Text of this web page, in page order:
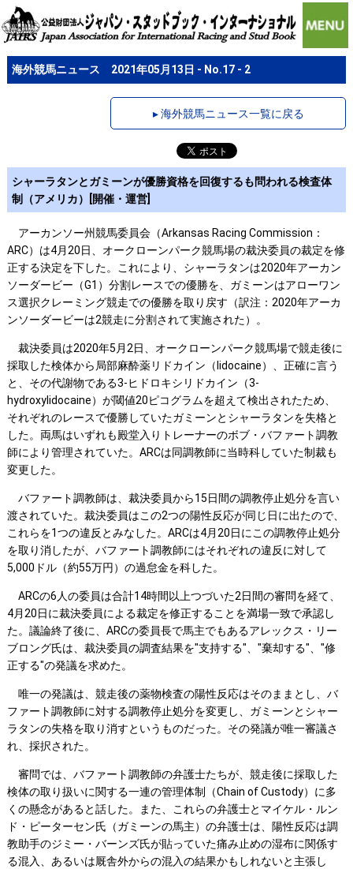
海外競馬ニュース 2021年05月13日 - No.17 - 2
▸ 海外競馬ニュース一覧に戻る
シャーラタンとガミーンが優勝資格を回復するも問われる検査体
制（アメリカ）[開催・運営]
アーカンソー州競馬委員会（Arkansas Racing Commission：
ARC）は4月20日、オークローンパーク競馬場の裁決委員の裁定を修
正する決定を下した。これにより、シャーラタンは2020年アーカン
ソーダービー（G1）分割レースでの優勝を、ガミーンはアローワン
ス選択クレーミング競走での優勝を取り戻す（訳注：2020年アーカ
ンソーダービーは2競走に分割されて実施された）。
裁決委員は2020年5月2日、オークローンパーク競馬場で競走後に
採取した検体から局部麻酔薬リドカイン（lidocaine）、正確に言う
と、その代謝物である3-ヒドロキシリドカイン（3-
hydroxylidocaine）が閾値20ピコグラムを超えて検出されたため、
それぞれのレースで優勝していたガミーンとシャーラタンを失格と
した。両馬はいずれも殿堂入りトレーナーのボブ・バファート調教
師により管理されていた。ARCは同調教師に当時科していた制裁も
変更した。
バファート調教師は、裁決委員から15日間の調教停止処分を言い
渡されていた。裁決委員はこの2つの陽性反応が同じ日に出たので、
これらを1つの違反とみなした。ARCは4月20日にこの調教停止処分
を取り消したが、バファート調教師にはそれぞれの違反に対して
5,000ドル（約55万円）の過怠金を科した。
ARCの6人の委員は合計14時間以上つづいた2日間の審問を経て、
4月20日に裁決委員による裁定を修正することを満場一致で承認し
た。議論終了後に、ARCの委員長で馬主でもあるアレックス・リー
ブロング氏は、裁決委員の調査結果を"支持する"、"棄却する"、"修
正する"の発議を求めた。
唯一の発議は、競走後の薬物検査の陽性反応はそのままとし、バ
ファート調教師に対する調教停止処分を変更し、ガミーンとシャー
ラタンの失格を取り消すというものだった。その発議が唯一審議さ
れ、採択された。
審問では、バファート調教師の弁護士たちが、競走後に採取した
検体の取り扱いに関する一連の管理体制（Chain of Custody）に多
くの懸念があると話した。また、これらの弁護士とマイケル・ルン
ド・ピーターセン氏（ガミーンの馬主）の弁護士は、陽性反応は調
教助手のジミー・バーンズ氏が貼っていた痛み止めの湿布に関係す
る混入、あるいは厩舎外からの混入の結果かもしれないと主張し